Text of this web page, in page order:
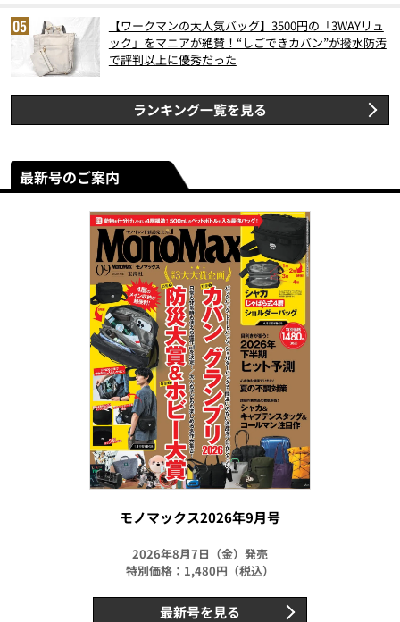
【ワークマンの大人気バッグ】3500円の「3WAYリュ
ック」をマニアが絶賛！“しごできカバン”が撥水防汚
で評判以上に優秀だった
ランキング一覧を見る
最新号のご案内
モノマックス2026年9月号
2026年8月7日（金）発売
特別価格：1,480円（税込）
最新号を見る